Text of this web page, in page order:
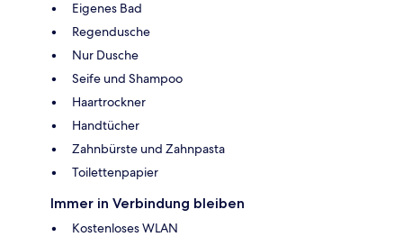
Eigenes Bad
Regendusche
Nur Dusche
Seife und Shampoo
Haartrockner
Handtücher
Zahnbürste und Zahnpasta
Toilettenpapier
Immer in Verbindung bleiben
Kostenloses WLAN